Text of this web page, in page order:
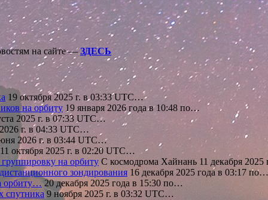
на сайте —ЗДЕСЬ
19 октября 2025 г. в 03:33 UTC…
на орбиту 19 января 2026 года в 10:48 по…
2025 г. в 07:33 UTC…
г. в 04:33 UTC…
2026 г. в 03:44 UTC…
октября 2025 г. в 02:20 UTC…
на орбиту С космодрома Хайнань 11 декабря
зондирования 16 декабря 2025 года в 03:17 по…
орбиту…20 декабря 2025 года в 15:30 по…
спутника 9 ноября 2025 г. в 03:32 UTC…